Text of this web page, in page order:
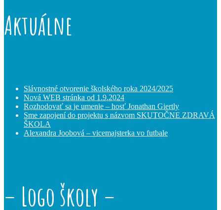
Aktuálne
Slávnostné otvorenie školského roka 2024/2025
Nová WEB stránka od 1.9.2024
Rozhodovať sa je umenie – hosť Jonathan Giertly
Sme zapojení do projektu s názvom SKUTOČNE ZDRAVÁ
ŠKOLA
Alexandra Joobová – vicemajsterka vo futbale
– Logo školy –